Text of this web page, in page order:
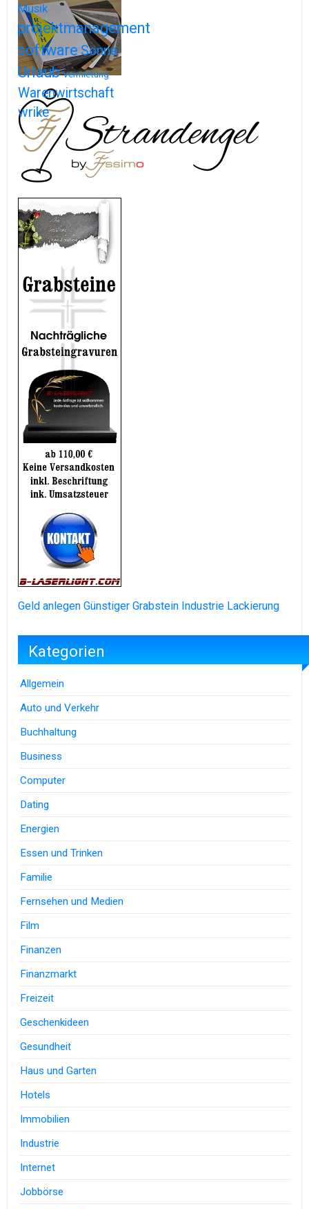
Musik
projektmanagement
softwareSonne
Urlaub Vermietung
Warenwirtschaft
wrike
Geld anlegen Günstiger Grabstein Industrie Lackierung
Kategorien
Allgemein
Auto und Verkehr
Buchhaltung
Business
Computer
Dating
Energien
Essen und Trinken
Familie
Fernsehen und Medien
Film
Finanzen
Finanzmarkt
Freizeit
Geschenkideen
Gesundheit
Haus und Garten
Hotels
Immobilien
Industrie
Internet
Jobbörse